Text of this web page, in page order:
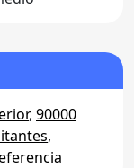
, 90000
,